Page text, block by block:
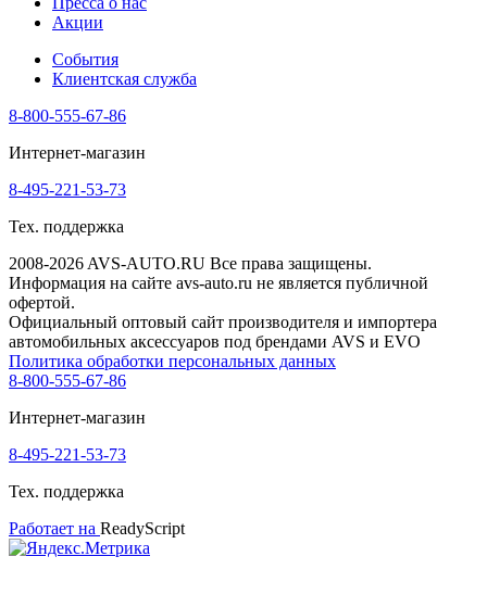
Акции
События
Клиентская служба
8-800-555-67-86
Интернет-магазин
8-495-221-53-73
Тех. поддержка
2008-2026 AVS-AUTO.RU Все права защищены.
Информация на сайте avs-auto.ru не является публичной
офертой.
Официальный оптовый сайт производителя и импортера
автомобильных аксессуаров под брендами AVS и EVO
Политика обработки персональных данных
8-800-555-67-86
Интернет-магазин
8-495-221-53-73
Тех. поддержка
Работает на ReadyScript